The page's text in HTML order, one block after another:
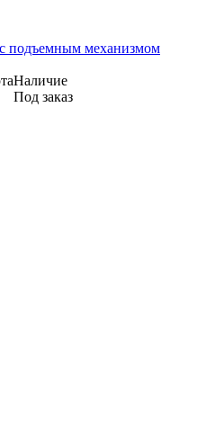
подъемным механизмом
Наличие
Под заказ